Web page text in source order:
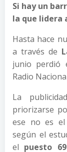
Si hay un
la que lidera
Hasta hace
a través de
junio perdió
Radio
La
priorizarse
ese no es el
según el
el puesto